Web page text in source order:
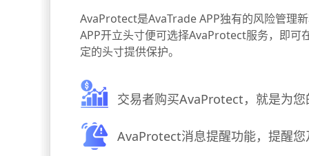
AvaProtect是AvaTrade APP独有的风险管理
APP开立头寸便可选择AvaProtect服务，即可
定的头寸提供保护。
交易者购买AvaProtect，就是为
AvaProtect消息提醒功能，提醒